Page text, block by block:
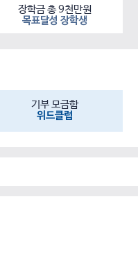
장학금 총 9천만원
목표달성 장학생
기부 모금함
위드클럽